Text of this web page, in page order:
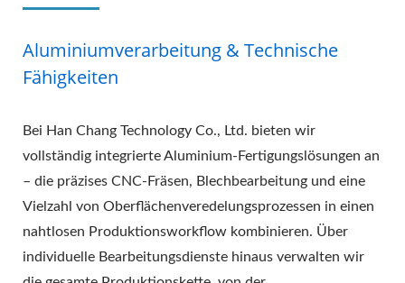
Aluminiumverarbeitung & Technische
Fähigkeiten
Bei Han Chang Technology Co., Ltd. bieten wir
vollständig integrierte Aluminium-Fertigungslösungen an
– die präzises CNC-Fräsen, Blechbearbeitung und eine
Vielzahl von Oberflächenveredelungsprozessen in einen
nahtlosen Produktionsworkflow kombinieren. Über
individuelle Bearbeitungsdienste hinaus verwalten wir